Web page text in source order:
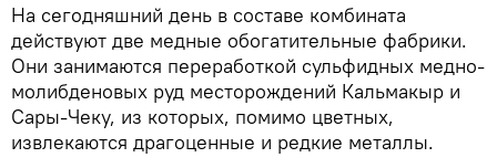
На сегодняшний день в составе комбината
действуют две медные обогатительные фабрики.
Они занимаются переработкой сульфидных медно-
молибденовых руд месторождений Кальмакыр и
Сары-Чеку, из которых, помимо цветных,
извлекаются драгоценные и редкие металлы.